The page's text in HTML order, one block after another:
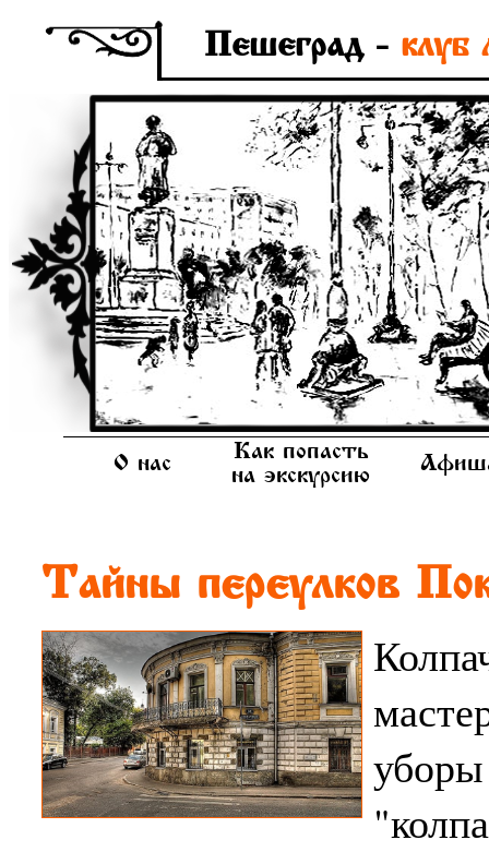
Пешеград - клуб
О нас
Как попасть
на экскурсию
Тайны переулков